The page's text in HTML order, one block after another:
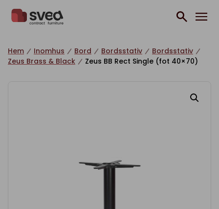
Hem Inomhus Bord Bordsstativ
Bordsstativ
Zeus Brass & Black
Zeus BB Rect Single (fot 40×70)